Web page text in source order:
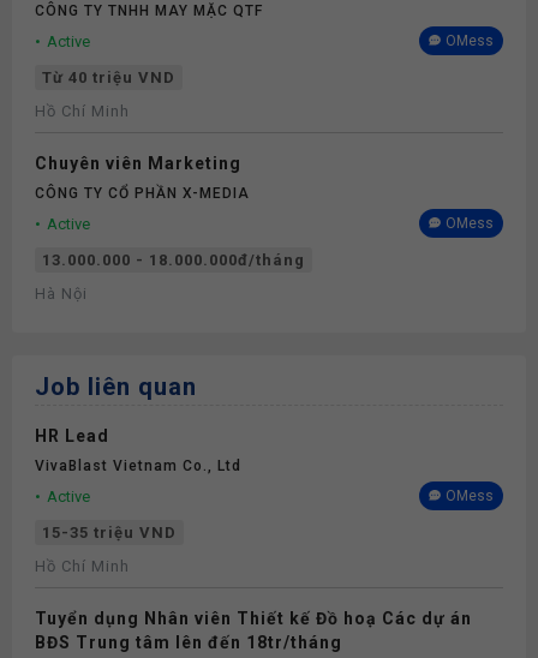
CÔNG TY TNHH MAY MẶC QTF
Active OMess
Từ 40 triệu VND
Hồ Chí Minh
Chuyên viên Marketing
CÔNG TY CỔ PHẦN X-MEDIA
Active OMess
13.000.000 - 18.000.000đ/tháng
Hà Nội
Job liên quan
HR Lead
VivaBlast Vietnam Co., Ltd
Active OMess
15-35 triệu VND
Hồ Chí Minh
Tuyển dụng Nhân viên Thiết kế Đồ hoạ Các dự án
BĐS Trung tâm lên đến 18tr/tháng